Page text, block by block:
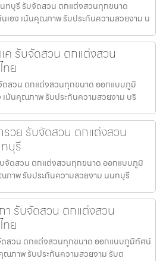
ทบุรี รับจัดสวน ตกแต่งสวนทุกขนาด
เอง เน้นคุณภาพ รับประกันความสวยงาม น
รับจัดสวน ตกแต่งสวน
ย
สวน ตกแต่งสวนทุกขนาด ออกแบบภูมิ
เน้นคุณภาพ รับประกันความสวยงาม บริ
วย รับจัดสวน ตกแต่งสวน
บุรี
จัดสวน ตกแต่งสวนทุกขนาด ออกแบบภูมิ
ภาพ รับประกันความสวยงาม นนทบุรี
รับจัดสวน ตกแต่งสวน
ย
สวน ตกแต่งสวนทุกขนาด ออกแบบภูมิทัศน์
ณภาพ รับประกันความสวยงาม รับต